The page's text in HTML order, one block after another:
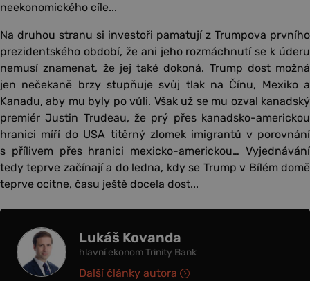
neekonomického cíle...
Na druhou stranu si investoři pamatují z Trumpova prvního
prezidentského období, že ani jeho rozmáchnutí se k úderu
nemusí znamenat, že jej také dokoná. Trump dost možná
jen nečekaně brzy stupňuje svůj tlak na Čínu, Mexiko a
Kanadu, aby mu byly po vůli. Však už se mu ozval kanadský
premiér Justin Trudeau, že prý přes kanadsko-americkou
hranici míří do USA titěrný zlomek imigrantů v porovnání
s přílivem přes hranici mexicko-americkou… Vyjednávání
tedy teprve začínají a do ledna, kdy se Trump v Bílém domě
teprve ocitne, času ještě docela dost...
Lukáš Kovanda
hlavní ekonom Trinity Bank
Další články autora